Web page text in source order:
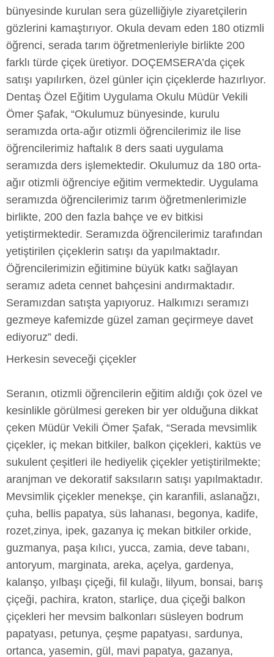
bünyesinde kurulan sera güzelliğiyle ziyaretçilerin
gözlerini kamaştırıyor. Okula devam eden 180 otizmli
öğrenci, serada tarım öğretmenleriyle birlikte 200
farklı türde çiçek üretiyor. DOÇEMSERA’da çiçek
satışı yapılırken, özel günler için çiçeklerde hazırlıyor.
Dentaş Özel Eğitim Uygulama Okulu Müdür Vekili
Ömer Şafak, “Okulumuz bünyesinde, kurulu
seramızda orta-ağır otizmli öğrencilerimiz ile lise
öğrencilerimiz haftalık 8 ders saati uygulama
seramızda ders işlemektedir. Okulumuz da 180 orta-
ağır otizmli öğrenciye eğitim vermektedir. Uygulama
seramızda öğrencilerimiz tarım öğretmenlerimizle
birlikte, 200 den fazla bahçe ve ev bitkisi
yetiştirmektedir. Seramızda öğrencilerimiz tarafından
yetiştirilen çiçeklerin satışı da yapılmaktadır.
Öğrencilerimizin eğitimine büyük katkı sağlayan
seramız adeta cennet bahçesini andırmaktadır.
Seramızdan satışta yapıyoruz. Halkımızı seramızı
gezmeye kafemizde güzel zaman geçirmeye davet
ediyoruz” dedi.
Herkesin seveceği çiçekler
Seranın, otizmli öğrencilerin eğitim aldığı çok özel ve
kesinlikle görülmesi gereken bir yer olduğuna dikkat
çeken Müdür Vekili Ömer Şafak, “Serada mevsimlik
çiçekler, iç mekan bitkiler, balkon çiçekleri, kaktüs ve
sukulent çeşitleri ile hediyelik çiçekler yetiştirilmekte;
aranjman ve dekoratif saksıların satışı yapılmaktadır.
Mevsimlik çiçekler menekşe, çin karanfili, aslanağzı,
çuha, bellis papatya, süs lahanası, begonya, kadife,
rozet,zinya, ipek, gazanya iç mekan bitkiler orkide,
guzmanya, paşa kılıcı, yucca, zamia, deve tabanı,
antoryum, marginata, areka, açelya, gardenya,
kalanşo, yılbaşı çiçeği, fil kulağı, lilyum, bonsai, barış
çiçeği, pachira, kraton, starliçe, dua çiçeği balkon
çiçekleri her mevsim balkonları süsleyen bodrum
papatyası, petunya, çeşme papatyası, sardunya,
ortanca, yasemin, gül, mavi papatya, gazanya,